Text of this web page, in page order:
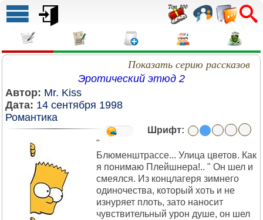
Показать серию рассказов
Эротический этюд 2
Автор: Mr. Kiss
Дата: 14 сентября 1998
Романтика
Шрифт:
"
Блюменштрассе... Улица цветов. Как
я понимаю Плейшнера!.. " Он шел и
смеялся. Из концлагеря зимнего
одиночества, который хоть и не
изнуряет плоть, зато наносит
чувствительный урон душе, он шел